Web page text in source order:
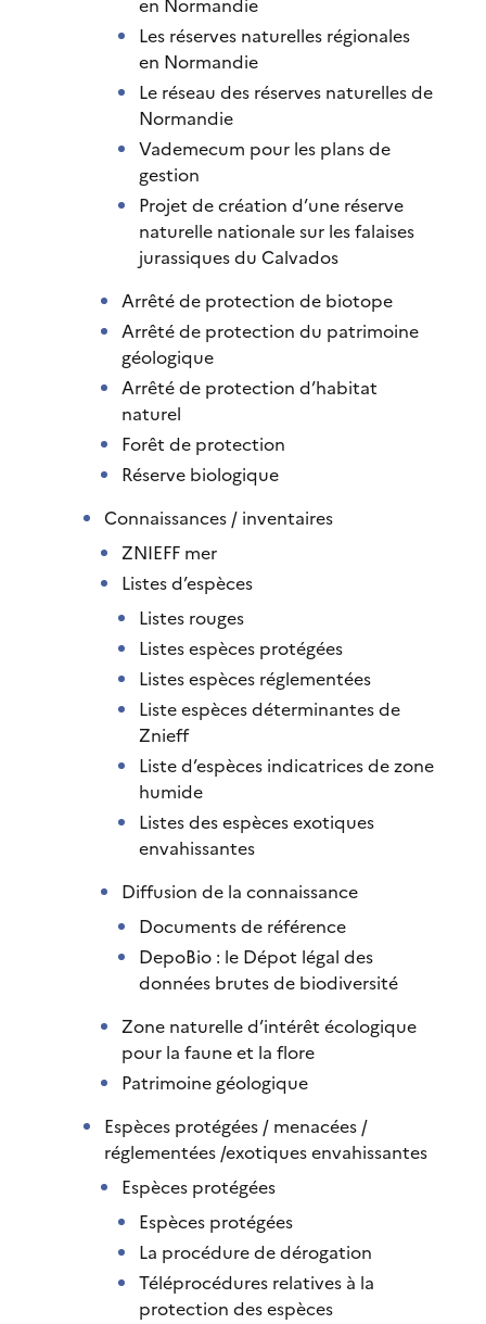
en Normandie
Les réserves naturelles régionales
en Normandie
Le réseau des réserves naturelles de
Normandie
Vademecum pour les plans de
gestion
Projet de création d’une réserve
naturelle nationale sur les falaises
jurassiques du Calvados
Arrêté de protection de biotope
Arrêté de protection du patrimoine
géologique
Arrêté de protection d’habitat
naturel
Forêt de protection
Réserve biologique
Connaissances / inventaires
ZNIEFF mer
Listes d’espèces
Listes rouges
Listes espèces protégées
Listes espèces réglementées
Liste espèces déterminantes de
Znieff
Liste d’espèces indicatrices de zone
humide
Listes des espèces exotiques
envahissantes
Diffusion de la connaissance
Documents de référence
DepoBio : le Dépot légal des
données brutes de biodiversité
Zone naturelle d’intérêt écologique
pour la faune et la flore
Patrimoine géologique
Espèces protégées / menacées /
réglementées /exotiques envahissantes
Espèces protégées
Espèces protégées
La procédure de dérogation
Téléprocédures relatives à la
protection des espèces